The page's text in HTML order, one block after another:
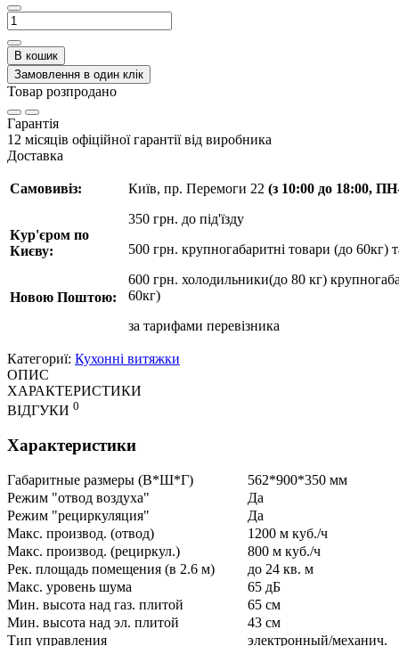
В кошик
Замовлення в один клік
Товар розпродано
Гарантія
12 місяців офіційної гарантії від виробника
Доставка
Самовивіз:
Кур'єром по
Києву:
Новою Поштою:
Київ, пр. Перемоги 22 (з 10:00 до 18:00,
350 грн. до під'їзду
500 грн. крупногабаритні товари (до 60кг)
600 грн. холодильники(до 80 кг)
60кг)
за тарифами перевізника
Категориї: Кухонні витяжки
ОПИС
ХАРАКТЕРИСТИКИ
ВІДГУКИ 0
Характеристики
Габаритные размеры (В*Ш*Г)
562*900*350 мм
Режим "отвод воздуха"
Да
Режим "рециркуляция"
Да
Макс. производ. (отвод)
1200 м куб./ч
Макс. производ. (рециркул.)
800 м куб./ч
Рек. площадь помещения (в 2.6 м)
до 24 кв. м
Макс. уровень шума
65 дБ
Мин. высота над газ. плитой
65 см
Мин. высота над эл. плитой
43 см
Тип управления
электронный/механич.